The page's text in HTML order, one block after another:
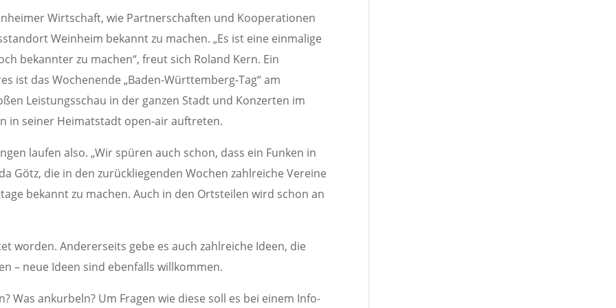
Wirtschaft, wie Partnerschaften und Kooperationen
Weinheim bekannt zu machen. „Es ist eine einmalige
bekannter zu machen“, freut sich Roland Kern. Ein
ist das Wochenende „Baden-Württemberg-Tag“ am
Leistungsschau in der ganzen Stadt und Konzerten im
in seiner Heimatstadt open-air auftreten.
laufen also. „Wir spüren auch schon, dass ein Funken in
Götz, die in den zurückliegenden Wochen zahlreiche Vereine
bekannt zu machen. Auch in den Ortsteilen wird schon an
worden. Andererseits gebe es auch zahlreiche Ideen, die
– neue Ideen sind ebenfalls willkommen.
Was ankurbeln? Um Fragen wie diese soll es bei einem Info-